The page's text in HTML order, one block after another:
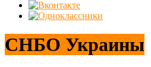
СНБО Украины